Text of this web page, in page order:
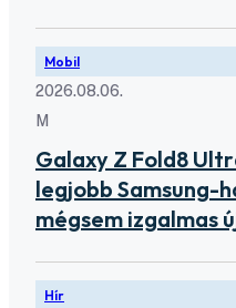
Mobil
2026.08.06.
M
Galaxy Z Fold8
legjobb Samsung-
mégsem izgalmas
Hír